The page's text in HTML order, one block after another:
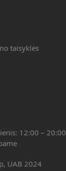
taisyklės
12:00 – 20:00
UAB 2024